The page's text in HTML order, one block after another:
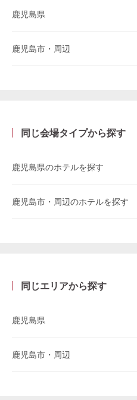
鹿児島県
鹿児島市・周辺
同じ会場タイプから探す
鹿児島県のホテルを探す
鹿児島市・周辺のホテルを探す
同じエリアから探す
鹿児島県
鹿児島市・周辺